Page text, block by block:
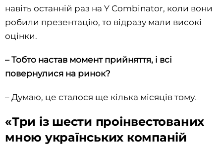
навіть останній раз на Y Combinator, коли вони
робили презентацію, то відразу мали високі
оцінки.
– Тобто настав момент прийняття, і всі
повернулися на ринок?
– Думаю, це сталося ще кілька місяців тому.
«Три із шести проінвестованих
мною українських компаній